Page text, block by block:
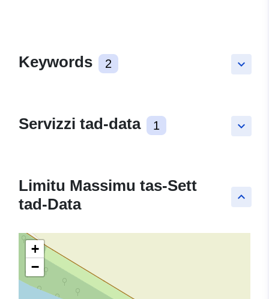
keyboard_arrow_down
Keywords 2
keyboard_arrow_down
Servizzi tad-data 1
keyboard_arrow_up
Limitu Massimu tas-Sett
tad-Data
+
−